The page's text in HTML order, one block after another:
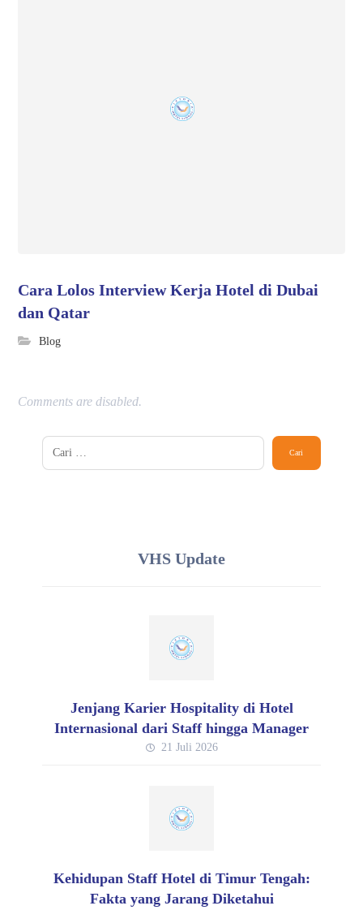
Cara Lolos Interview Kerja Hotel di Dubai
dan Qatar
Blog
Comments are disabled.
VHS Update
Jenjang Karier Hospitality di Hotel
Internasional dari Staff hingga Manager
21 Juli 2026
Kehidupan Staff Hotel di Timur Tengah:
Fakta yang Jarang Diketahui